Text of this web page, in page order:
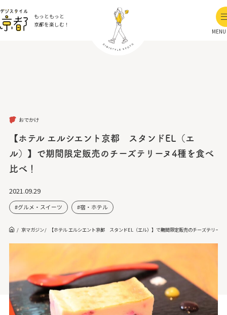
もっともっと
京都を楽しむ！
MENU
おでかけ
【ホテル エルシエント京都 スタンドEL（エ
ル）】で期間限定販売のチーズテリーヌ4種を食べ
比べ！
2021.09.29
グルメ・スイーツ 宿・ホテル
京マガジン 【ホテル エルシエント京都 スタンドEL（エル）】で期間限定販売のチーズテリーヌ